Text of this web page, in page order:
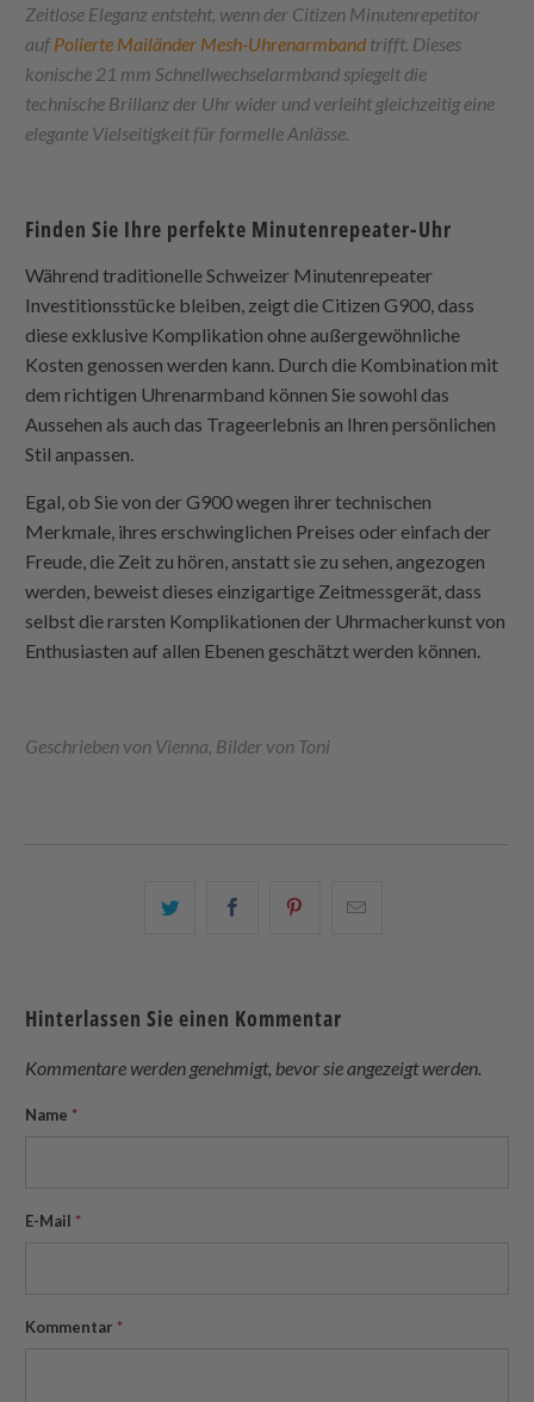
Zeitlose Eleganz entsteht, wenn der Citizen Minutenrepetitor
aufPolierte Mailänder Mesh-Uhrenarmband trifft. Dieses
konische 21 mm Schnellwechselarmband spiegelt die
technische Brillanz der Uhr wider und verleiht gleichzeitig eine
elegante Vielseitigkeit für formelle Anlässe.
Finden Sie Ihre perfekte Minutenrepeater-Uhr
Während traditionelle Schweizer Minutenrepeater
Investitionsstücke bleiben, zeigt die Citizen G900, dass
diese exklusive Komplikation ohne außergewöhnliche
Kosten genossen werden kann. Durch die Kombination mit
dem richtigen Uhrenarmband können Sie sowohl das
Aussehen als auch das Trageerlebnis an Ihren persönlichen
Stil anpassen.
Egal, ob Sie von der G900 wegen ihrer technischen
Merkmale, ihres erschwinglichen Preises oder einfach der
Freude, die Zeit zu hören, anstatt sie zu sehen, angezogen
werden, beweist dieses einzigartige Zeitmessgerät, dass
selbst die rarsten Komplikationen der Uhrmacherkunst von
Enthusiasten auf allen Ebenen geschätzt werden können.
Geschrieben von Vienna, Bilder von Toni
Teilen
Twitter
Teilen
Facebook
Teilen
Pinterest
Hinterlassen Sie einen Kommentar
Kommentare werden genehmigt, bevor sie angezeigt werden.
Name *
E-Mail *
Kommentar *